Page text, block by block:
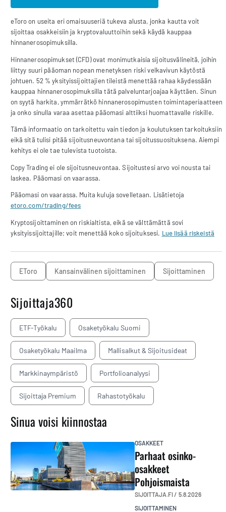
eToro on useita eri omaisuuseriä tukeva alusta, jonka kautta voit
sijoittaa osakkeisiin ja kryptovaluuttoihin sekä käydä kauppaa
hinnanerosopimuksilla.
Hinnanerosopimukset (CFD) ovat monimutkaisia sijoitusvälineitä, joihin
liittyy suuri pääoman nopean menetyksen riski velkavivun käytöstä
johtuen. 52 % yksityissijoittajien tileistä menettää rahaa käydessään
kauppaa hinnanerosopimuksilla tätä palveluntarjoajaa käyttäen. Sinun
on syytä harkita, ymmärrätkö hinnanerosopimusten toimintaperiaatteen
ja onko sinulla varaa asettaa pääomasi alttiiksi huomattavalle riskille.
Tämä informaatio on tarkoitettu vain tiedon ja koulutuksen tarkoituksiin
eikä sitä tulisi pitää sijoitusneuvontana tai sijoitussuosituksena. Aiempi
kehitys ei ole tae tulevista tuotoista.
Copy Trading ei ole sijoitusneuvontaa. Sijoitustesi arvo voi nousta tai
laskea. Pääomasi on vaarassa.
Pääomasi on vaarassa. Muita kuluja sovelletaan. Lisätietoja
etoro.com/trading/fees
Kryptosijoittaminen on riskialtista, eikä se välttämättä sovi
yksityissijoittajille; voit menettää koko sijoituksesi. Lue lisää riskeistä
eToro kansainvälinen sijoittaminen sijoittaminen
Sijoittaja360
ETF-Työkalu Osaketyökalu Suomi
Osaketyökalu Maailma Mallisalkut & Sijoitusideat
Markkinaympäristö Portfolioanalyysi
Sijoittaja Premium Rahastotyökalu
Sinua voisi kiinnostaa
OSAKKEET
Parhaat osinko-
osakkeet
Pohjoismaista
SIJOITTAJA.FI / 5.8.2026
SIJOITTAMINEN